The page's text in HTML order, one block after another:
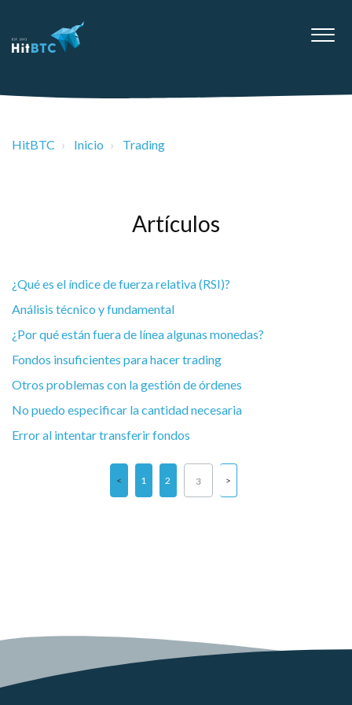
HitBTC Inicio Trading
Artículos
¿Qué es el índice de fuerza relativa (RSI)?
Análisis técnico y fundamental
¿Por qué están fuera de línea algunas monedas?
Fondos insuficientes para hacer trading
Otros problemas con la gestión de órdenes
No puedo especificar la cantidad necesaria
Error al intentar transferir fondos
1 2 3